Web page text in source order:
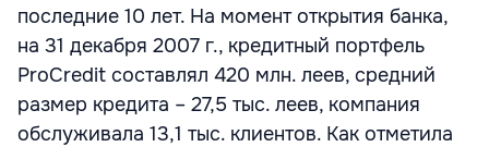
последние 10 лет. На момент открытия банка,
на 31 декабря 2007 г., кредитный портфель
ProCredit составлял 420 млн. леев, средний
размер кредита – 27,5 тыс. леев, компания
обслуживала 13,1 тыс. клиентов. Как отметила